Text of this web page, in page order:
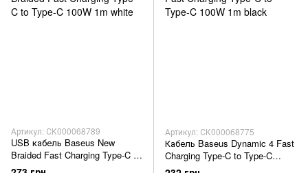
Артикул: СК000068789
USB кабель Baseus New
Braided Fast Charging Type-C to
Type-C 100W 1m white
Артикул: СК000068775
Кабель Baseus Dynamic 4 Fast
Charging Type-C to Type-C
100W 1m black